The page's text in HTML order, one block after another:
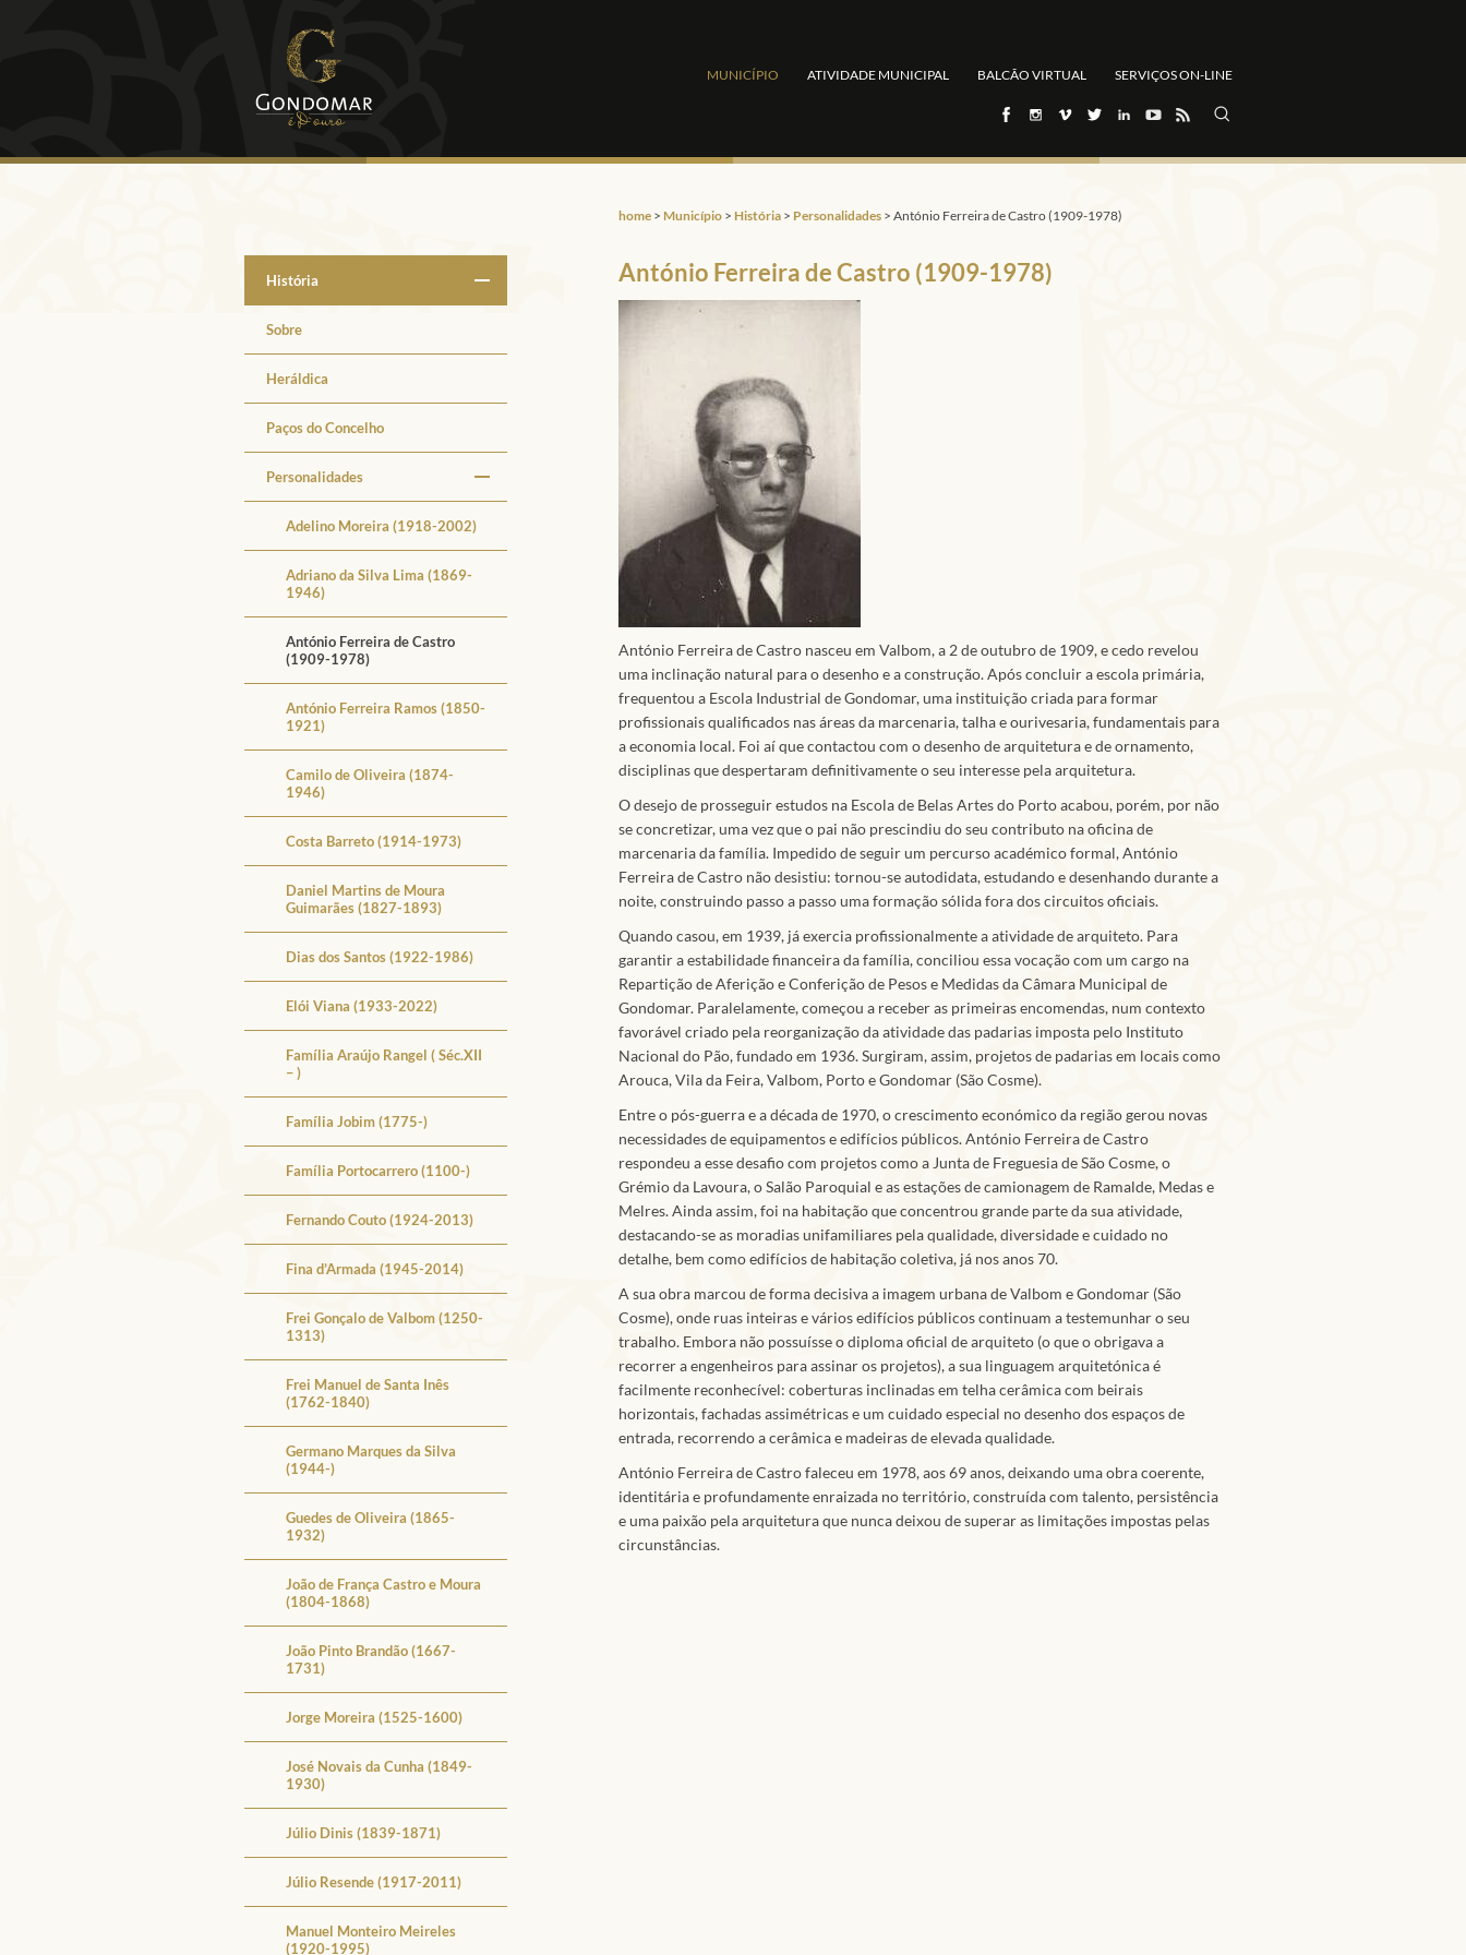
MUNICÍPIO ATIVIDADE MUNICIPAL BALCÃO VIRTUAL SERVIÇOS ON-LINE
História
Sobre
Heráldica
Paços do Concelho
Personalidades
Adelino Moreira (1918-2002)
Adriano da Silva Lima (1869-
1946)
António Ferreira de Castro
(1909-1978)
António Ferreira Ramos (1850-
1921)
Camilo de Oliveira (1874-
1946)
Costa Barreto (1914-1973)
Daniel Martins de Moura
Guimarães (1827-1893)
Dias dos Santos (1922-1986)
Elói Viana (1933-2022)
Família Araújo Rangel ( Séc.XII
– )
Família Jobim (1775-)
Família Portocarrero (1100-)
Fernando Couto (1924-2013)
Fina d’Armada (1945-2014)
Frei Gonçalo de Valbom (1250-
1313)
Frei Manuel de Santa Inês
(1762-1840)
Germano Marques da Silva
(1944-)
Guedes de Oliveira (1865-
1932)
João de França Castro e Moura
(1804-1868)
João Pinto Brandão (1667-
1731)
Jorge Moreira (1525-1600)
José Novais da Cunha (1849-
1930)
Júlio Dinis (1839-1871)
Júlio Resende (1917-2011)
Manuel Monteiro Meireles
(1920-1995)
home> Município> História> Personalidades> António Ferreira de Castro (1909-1978)
António Ferreira de Castro (1909-1978)
António Ferreira de Castro nasceu em Valbom, a 2 de outubro de 1909, e cedo revelou
uma inclinação natural para o desenho e a construção. Após concluir a escola primária,
frequentou a Escola Industrial de Gondomar, uma instituição criada para formar
profissionais qualificados nas áreas da marcenaria, talha e ourivesaria, fundamentais para
a economia local. Foi aí que contactou com o desenho de arquitetura e de ornamento,
disciplinas que despertaram definitivamente o seu interesse pela arquitetura.
O desejo de prosseguir estudos na Escola de Belas Artes do Porto acabou, porém, por não
se concretizar, uma vez que o pai não prescindiu do seu contributo na oficina de
marcenaria da família. Impedido de seguir um percurso académico formal, António
Ferreira de Castro não desistiu: tornou-se autodidata, estudando e desenhando durante a
noite, construindo passo a passo uma formação sólida fora dos circuitos oficiais.
Quando casou, em 1939, já exercia profissionalmente a atividade de arquiteto. Para
garantir a estabilidade financeira da família, conciliou essa vocação com um cargo na
Repartição de Aferição e Conferição de Pesos e Medidas da Câmara Municipal de
Gondomar. Paralelamente, começou a receber as primeiras encomendas, num contexto
favorável criado pela reorganização da atividade das padarias imposta pelo Instituto
Nacional do Pão, fundado em 1936. Surgiram, assim, projetos de padarias em locais como
Arouca, Vila da Feira, Valbom, Porto e Gondomar (São Cosme).
Entre o pós-guerra e a década de 1970, o crescimento económico da região gerou novas
necessidades de equipamentos e edifícios públicos. António Ferreira de Castro
respondeu a esse desafio com projetos como a Junta de Freguesia de São Cosme, o
Grémio da Lavoura, o Salão Paroquial e as estações de camionagem de Ramalde, Medas e
Melres. Ainda assim, foi na habitação que concentrou grande parte da sua atividade,
destacando-se as moradias unifamiliares pela qualidade, diversidade e cuidado no
detalhe, bem como edifícios de habitação coletiva, já nos anos 70.
A sua obra marcou de forma decisiva a imagem urbana de Valbom e Gondomar (São
Cosme), onde ruas inteiras e vários edifícios públicos continuam a testemunhar o seu
trabalho. Embora não possuísse o diploma oficial de arquiteto (o que o obrigava a
recorrer a engenheiros para assinar os projetos), a sua linguagem arquitetónica é
facilmente reconhecível: coberturas inclinadas em telha cerâmica com beirais
horizontais, fachadas assimétricas e um cuidado especial no desenho dos espaços de
entrada, recorrendo a cerâmica e madeiras de elevada qualidade.
António Ferreira de Castro faleceu em 1978, aos 69 anos, deixando uma obra coerente,
identitária e profundamente enraizada no território, construída com talento, persistência
e uma paixão pela arquitetura que nunca deixou de superar as limitações impostas pelas
circunstâncias.